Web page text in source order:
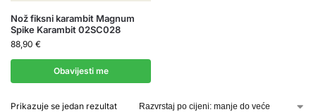
Nož fiksni karambit Magnum
Spike Karambit 02SC028
88,90 €
Obavijesti me
Prikazuje se jedan rezultat